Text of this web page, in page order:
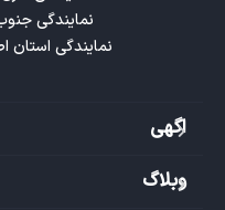
نمایندگی استان اصفهان :
اگهی
وبلاگ